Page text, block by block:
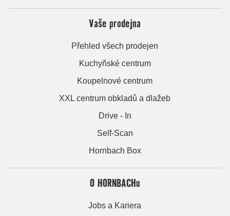
Vaše prodejna
Přehled všech prodejen
Kuchyňské centrum
Koupelnové centrum
XXL centrum obkladů a dlažeb
Drive - In
Self-Scan
Hornbach Box
O HORNBACHu
Jobs a Kariera